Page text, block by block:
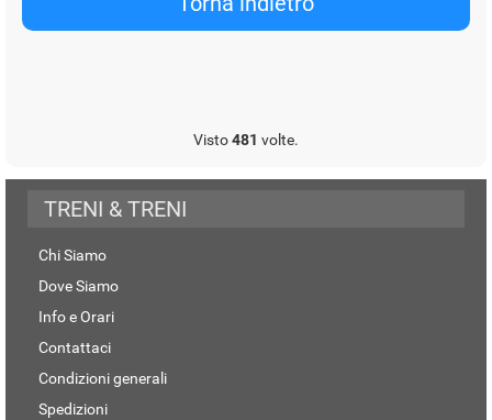
Visto481 volte.
TRENI & TRENI
Chi Siamo
Dove Siamo
Info e Orari
Contattaci
Condizioni generali
Spedizioni